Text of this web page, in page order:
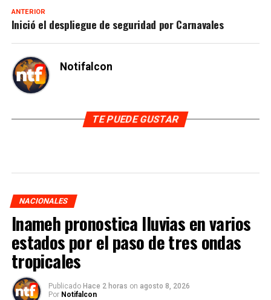
ANTERIOR
Inició el despliegue de seguridad por Carnavales
Notifalcon
TE PUEDE GUSTAR
NACIONALES
Inameh pronostica lluvias en varios
estados por el paso de tres ondas
tropicales
Publicado Hace 2 horas on agosto 8, 2026
Por Notifalcon